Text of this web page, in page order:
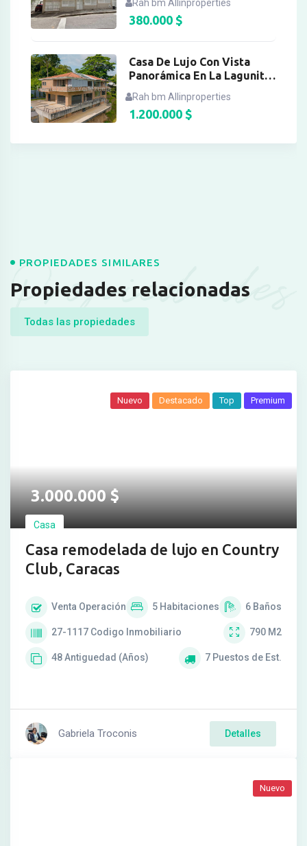
Rah bm Allinproperties
380.000 $
Casa De Lujo Con Vista
Panorámica En La Lagunita
Rah bm Allinproperties
1.200.000 $
Propiedades
PROPIEDADES SIMILARES
Propiedades relacionadas
Todas las propiedades
3.000.000$
Casa
Casa remodelada de lujo en Country
Club, Caracas
Nuevo Destacado Top Premium
Venta Operación 5 Habitaciones 6 Baños
27-1117 Codigo Inmobiliario 790 M2
48Antiguedad (Años) 7 Puestos de Est.
Gabriela Troconis Detalles
Nuevo